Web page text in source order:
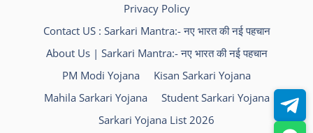
Privacy Policy
Contact US : Sarkari Mantra:- नए भारत की नई पहचान
About Us | Sarkari Mantra:- नए भारत की नई पहचान
PM Modi Yojana
Kisan Sarkari Yojana
Mahila Sarkari Yojana
Student Sarkari Yojana
Sarkari Yojana List 2026